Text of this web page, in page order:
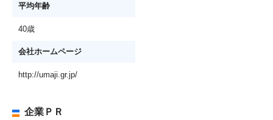
平均年齢
40歳
会社ホームページ
http://umaji.gr.jp/
企業ＰＲ